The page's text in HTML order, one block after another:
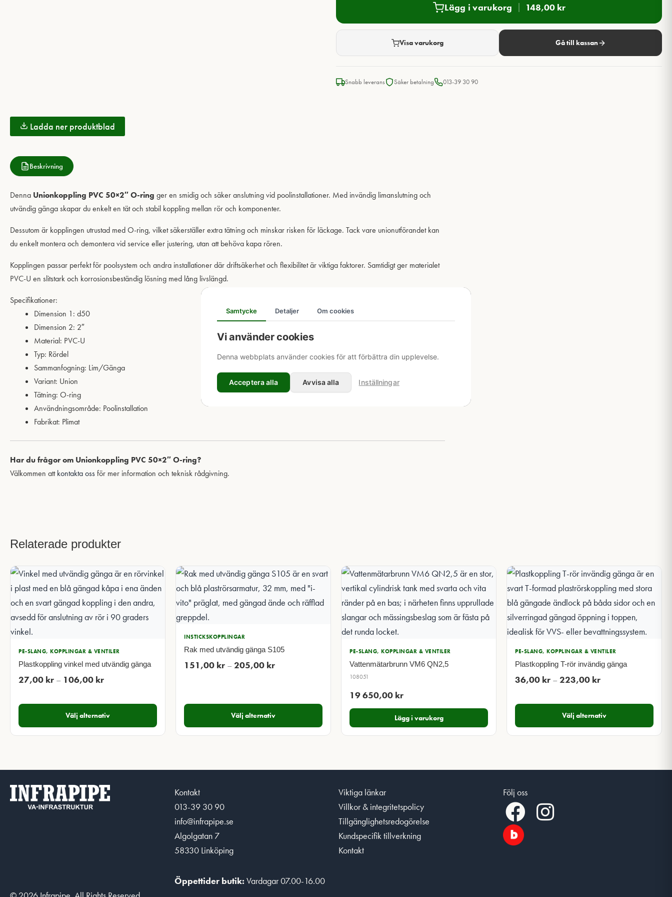
Samtycke Detaljer Om cookies
Vi använder cookies
Denna webbplats använder cookies för att förbättra din upplevelse.
Acceptera alla Avvisa alla Inställningar
Lägg i varukorg 148,00 kr
Visa varukorg Gå till kassan
Snabb leverans Säker betalning 013-39 30 90
Ladda ner produktblad
Beskrivning
Denna Unionkoppling PVC 50×2″ O-ring ger en smidig och säker anslutning vid poolinstallationer. Med invändig limanslutning och
utvändig gänga skapar du enkelt en tät och stabil koppling mellan rör och komponenter.
Dessutom är kopplingen utrustad med O-ring, vilket säkerställer extra tätning och minskar risken för läckage. Tack vare unionutförandet kan
du enkelt montera och demontera vid service eller justering, utan att behöva kapa rören.
Kopplingen passar perfekt för poolsystem och andra installationer där driftsäkerhet och flexibilitet är viktiga faktorer. Samtidigt ger materialet
PVC-U en slitstark och korrosionsbeständig lösning med lång livslängd.
Specifikationer:
Dimension 1: d50
Dimension 2: 2″
Material: PVC-U
Typ: Rördel
Sammanfogning: Lim/Gänga
Variant: Union
Tätning: O-ring
Användningsområde: Poolinstallation
Fabrikat: Plimat
Har du frågor om Unionkoppling PVC 50×2″ O-ring?
Välkommen attkontakta ossför mer information och teknisk rådgivning.
Relaterade produkter
PE-SLANG, KOPPLINGAR & VENTILER
Plastkoppling vinkel med utvändig gänga
27,00 kr – 106,00 krPrisintervall:
Välj alternativ
INSTICKSKOPPLINGAR
Rak med utvändig gänga S105
151,00 kr –205,00 krPrisintervall:
Välj alternativ
PE-SLANG, KOPPLINGAR & VENTILER
Vattenmätar­brunn VM6 QN2,5
108051
19 650,00 kr
Lägg i varukorg
PE-SLANG, KOPPLINGAR & VENTILER
Plastkoppling T-rör invändig gänga
36,00 kr –223,00 krPrisintervall:
Välj alternativ
Kontakt
013-39 30 90
info@infrapipe.se
Algolgatan 7
58330 Linköping
Öppettider butik: Vardagar 07.00-16.00
Viktiga länkar
Villkor & integritetspolicy
Tillgänglighetsredogörelse
Kundspecifik tillverkning
Kontakt
Följ oss